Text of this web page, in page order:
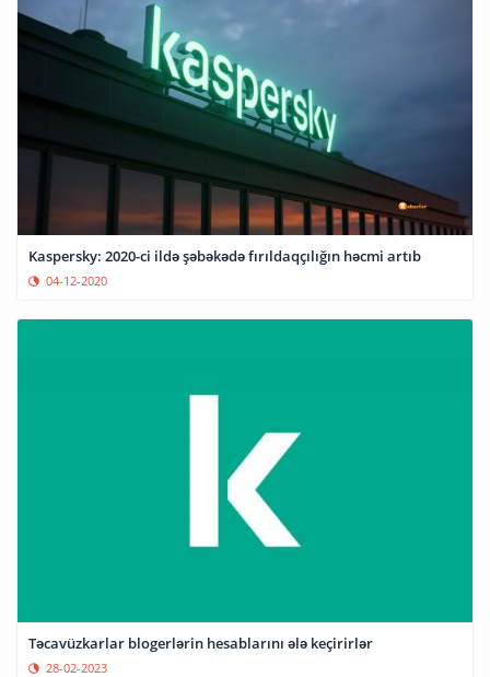
Kaspersky: 2020-ci ildə şəbəkədə fırıldaqçılığın həcmi artıb
04-12-2020
Təcavüzkarlar blogerlərin hesablarını ələ keçirirlər
28-02-2023